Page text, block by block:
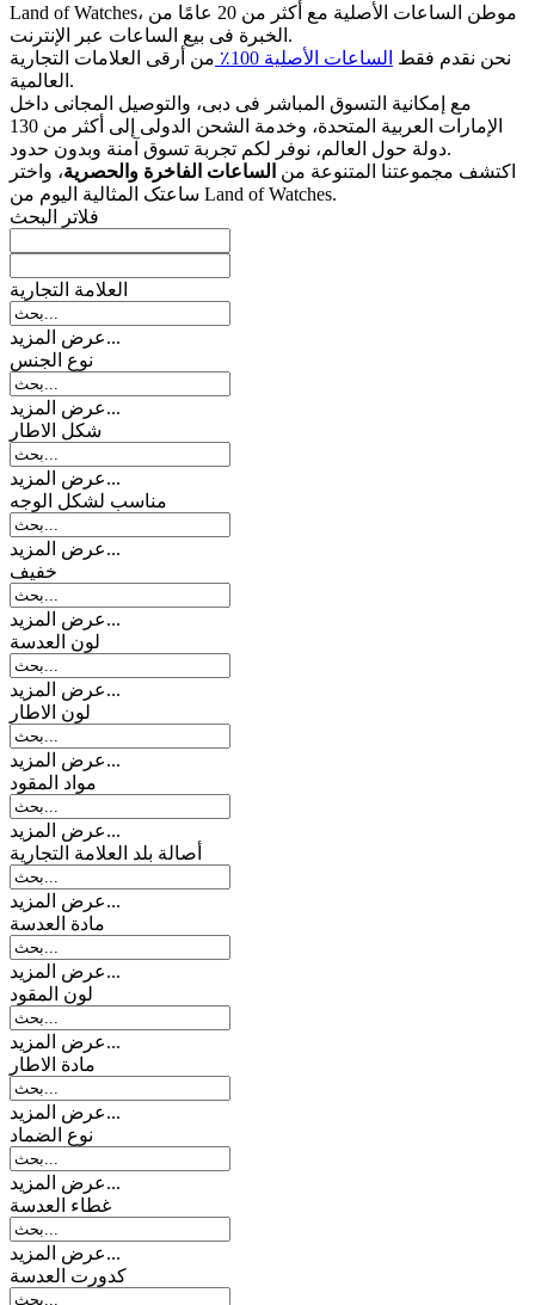
Land of Watches، موطن الساعات الأصلیة مع أکثر من 20 عامًا من
الخبرة فی بیع الساعات عبر الإنترنت.
نحن نقدم فقط الساعات الأصلیة 100٪
من أرقى العلامات التجاریة
العالمیة.
مع إمکانیة التسوق المباشر فی دبی، والتوصیل المجانی داخل
الإمارات العربیة المتحدة، وخدمة الشحن الدولی إلى أکثر من 130
دولة حول العالم، نوفر لکم تجربة تسوق آمنة وبدون حدود.
اکتشف مجموعتنا المتنوعة من الساعات الفاخرة والحصریة، واختر
ساعتک المثالیة الیوم من Land of Watches.
فلاتر البحث
العلامة التجارية
عرض المزيد...
نوع الجنس
عرض المزيد...
شکل الاطار
عرض المزيد...
مناسب لشكل الوجه
عرض المزيد...
خفیف
عرض المزيد...
لون العدسة
عرض المزيد...
لون الاطار
عرض المزيد...
مواد المقود
عرض المزيد...
أصالة بلد العلامة التجارية
عرض المزيد...
مادة العدسة
عرض المزيد...
لون المقود
عرض المزيد...
مادة الاطار
عرض المزيد...
نوع الضماد
عرض المزيد...
غطاء العدسة
عرض المزيد...
کدورت العدسة